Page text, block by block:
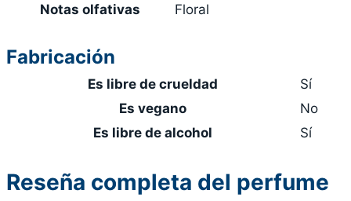
Notas olfativas
Floral
Fabricación
Es libre de crueldad
Sí
Es vegano
No
Es libre de alcohol
Sí
Reseña completa del perfume